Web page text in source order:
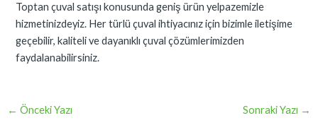
Toptan çuval satışı konusunda geniş ürün yelpazemizle
hizmetinizdeyiz. Her türlü çuval ihtiyacınız için bizimle iletişime
geçebilir, kaliteli ve dayanıklı çuval çözümlerimizden
faydalanabilirsiniz.
← Önceki Yazı Sonraki Yazı →